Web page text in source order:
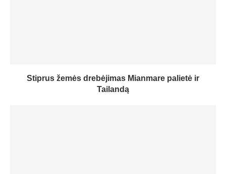
Stiprus žemės drebėjimas Mianmare palietė ir
Tailandą